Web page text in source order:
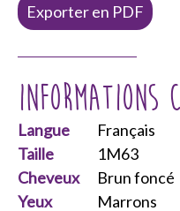
Exporter en PDF
Informations
Langue
Français
Taille
1M63
Cheveux
Brun foncé
Yeux
Marrons